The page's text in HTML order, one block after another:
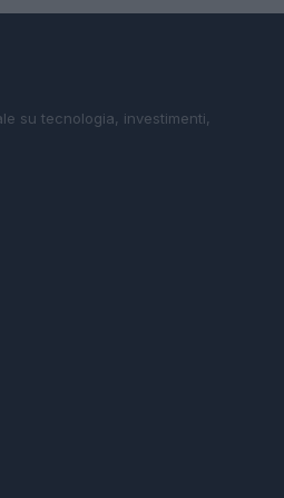
su tecnologia, investimenti,